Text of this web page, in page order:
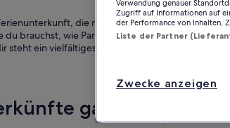
angezeigt.
3 4 5
10 11 12
die nahe Jardin du Bout du
du brauchst, wie Parkmöglichkeiten und einen
steht ein vielfältiges Angebot mit allerlei
ganz nach
Verwendung genauer
Zugriff auf Informationen auf
der Performance von Inhalten,
Liste der Partner
Zwecke anzeigen